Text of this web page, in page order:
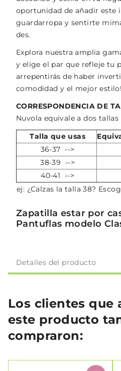
oportunidad de añadir este
guardarropa y sentirte
des.
Explora nuestra amplia
y elige el par que refleje tu
arrepentirás de haber
comodidad y el mejor estilo!
CORRESPONDENCIA DE
Nuvola equivale a dos
Talla que usas
36-37 -->
38-39 -->
40-41 -->
ej: ¿Calzas la talla 38?
Zapatilla estar por
Pantuflas modelo
Detalles del producto
Los clientes que
este producto
compraron: